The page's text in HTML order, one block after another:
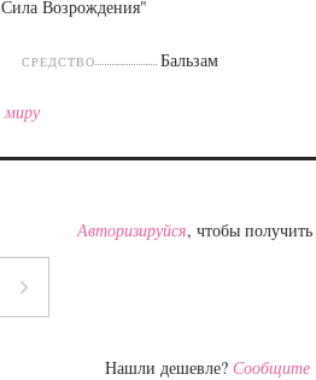
Возрождения"
СРЕДСТВО Бальзам
Авторизируйся, чтобы
Нашли дешевле? Сообщите